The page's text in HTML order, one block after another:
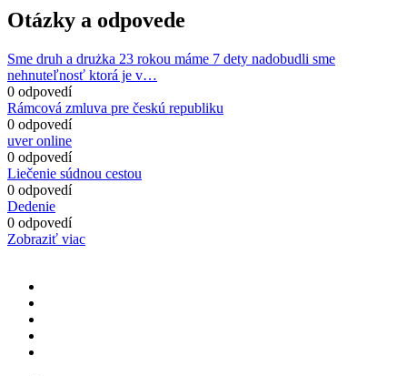
Otázky a odpovede
Sme druh a drużka 23 rokou máme 7 dety nadobudli sme
nehnuteľnosť ktorá je v…
0 odpovedí
Rámcová zmluva pre českú republiku
0 odpovedí
uver online
0 odpovedí
Liečenie súdnou cestou
0 odpovedí
Dedenie
0 odpovedí
Zobraziť viac